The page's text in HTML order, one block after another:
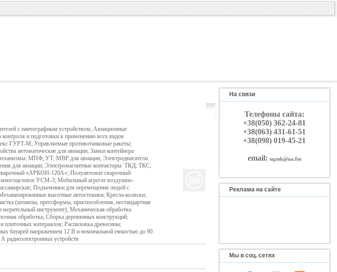
с пантографным устройством; Авиационные
и подготовки к применению всех видов
ГУРТ-М; Управляемые противотанковые ракеты;
автоматические для авиации; Замки контейнера
МПФ; УТ; МВР для авиации; Электродвигатели
для авиации; Электромагнитные контакторы: ТКД; ТКС;
«АРКОН-120А»; Полуавтомат сварочный
УСМ-3; Мобильный агрегат воздушно-
Подъемники для перемещения людей с
высотные автостоянки; Кресла-коляски;
(штампы, прессформы, приспособления, нестандартная
мерительный инструмент); Механическая обработка
обработка; Сборка деревянных конструкций;
плиточных материалов; Распиловка древесины;
батарей напряжением 12 В и номинальной емкостью до 90
радиоэлектронных устройств
На связи
Телефоны сайта:
+38(050) 362-24-81
+38(063) 431-61-51
+38(098) 019-45-21
email: ugmk@ua.fm
Реклама на сайте
Мы в соц. сетях